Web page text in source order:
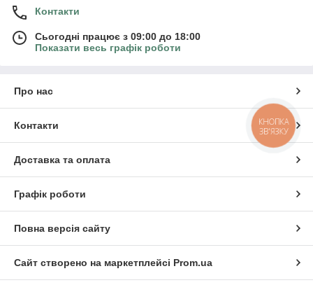
Контакти
Сьогодні працює з 09:00 до 18:00
Показати весь графік роботи
Про нас
Контакти
Доставка та оплата
Графік роботи
Повна версія сайту
Сайт створено на маркетплейсі Prom.ua
КНОПКА
ЗВ'ЯЗКУ